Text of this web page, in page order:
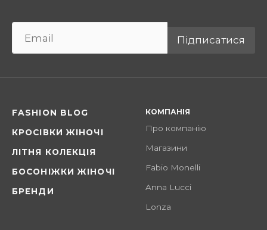
Підписатися
FASHION BLOG
КРОСІВКИ ЖІНОЧІ
ЛІТНЯ КОЛЕКЦІЯ
БОСОНІЖКИ ЖІНОЧІ
БРЕНДИ
КОМПАНІЯ
Про компанію
Магазини
Fabio Monelli
Anna Lucci
Lonza